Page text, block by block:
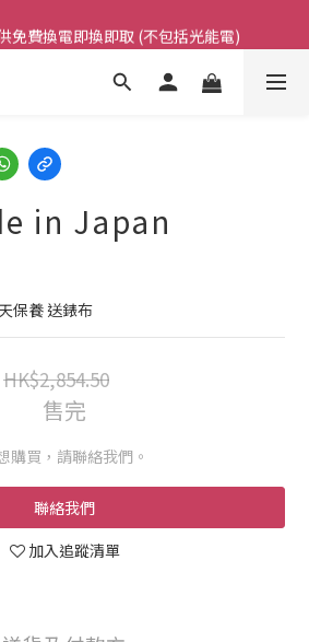
品滿$500免運費（香港/澳門）
免費換電即換即取 (不包括光能電)
品滿$500免運費（香港/澳門）
in Japan
保養 送錶布
HK$2,854.50
售完
購買，請聯絡我們。
聯絡我們
加入追蹤清單